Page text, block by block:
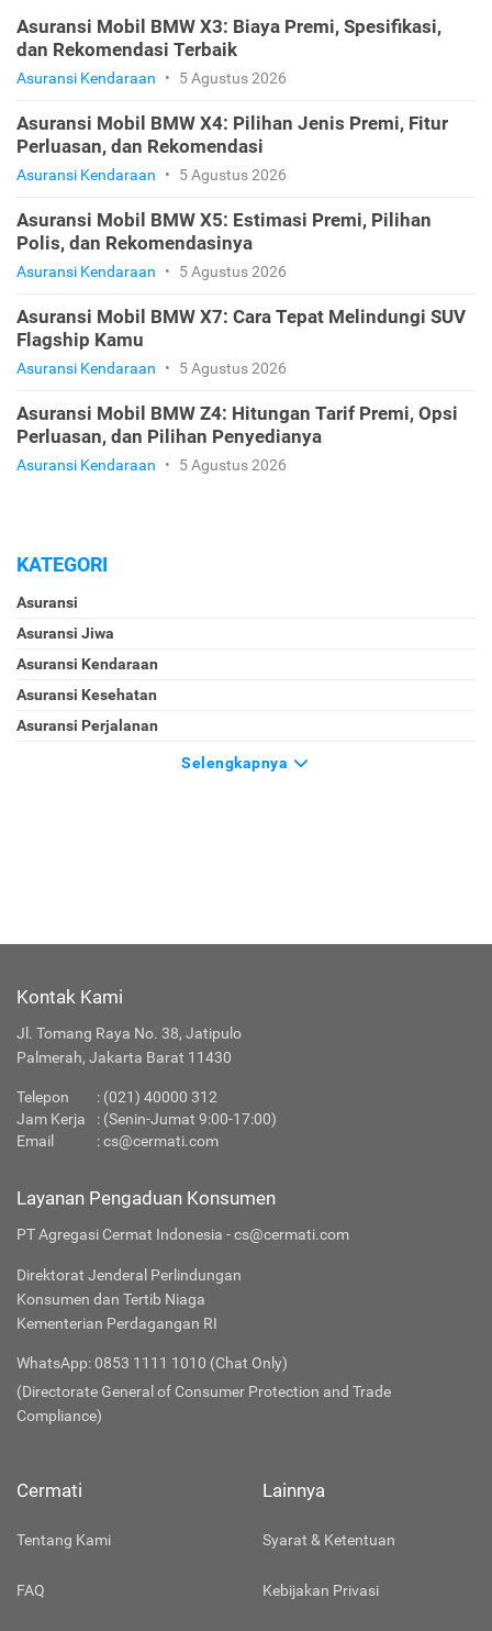
Asuransi Mobil BMW X3: Biaya Premi, Spesifikasi,
dan Rekomendasi Terbaik
Asuransi Kendaraan • 5 Agustus 2026
Asuransi Mobil BMW X4: Pilihan Jenis Premi, Fitur
Perluasan, dan Rekomendasi
Asuransi Kendaraan • 5 Agustus 2026
Asuransi Mobil BMW X5: Estimasi Premi, Pilihan
Polis, dan Rekomendasinya
Asuransi Kendaraan • 5 Agustus 2026
Asuransi Mobil BMW X7: Cara Tepat Melindungi SUV
Flagship Kamu
Asuransi Kendaraan • 5 Agustus 2026
Asuransi Mobil BMW Z4: Hitungan Tarif Premi, Opsi
Perluasan, dan Pilihan Penyedianya
Asuransi Kendaraan • 5 Agustus 2026
KATEGORI
Asuransi
Asuransi Jiwa
Asuransi Kendaraan
Asuransi Kesehatan
Asuransi Perjalanan
Selengkapnya
Kontak Kami
Jl. Tomang Raya No. 38, Jatipulo
Palmerah, Jakarta Barat 11430
Telepon : (021) 40000 312
Jam Kerja
: (Senin-Jumat 9:00-17:00)
Email
:cs@cermati.com
Layanan Pengaduan Konsumen
PT Agregasi Cermat Indonesia - cs@cermati.com
Direktorat Jenderal Perlindungan
Konsumen dan Tertib Niaga
Kementerian Perdagangan RI
WhatsApp: 0853 1111 1010 (Chat Only)
(Directorate General of Consumer Protection and Trade
Compliance)
Cermati
Tentang Kami
FAQ
Lainnya
Syarat & Ketentuan
Kebijakan Privasi